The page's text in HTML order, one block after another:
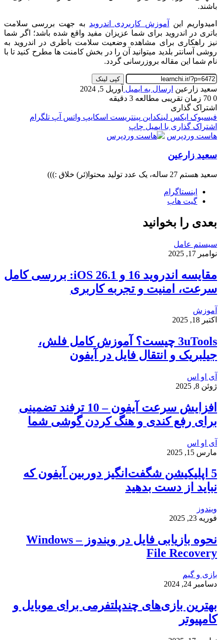
باشند.
امیدواریم این آموزش کاربردی اندروید به جهت بررسی سلامت
باتری در اندروید برای شما عزیزان مفید واقع شده باشد؛ اگر شما
نیز راهکاری برای مشاهده وضعیت سلامت باطری در اندروید به
روشی آسانتر بلدید میتوانید آن را در بخش کامنت ها مطرح کنید تا با
نام شما این مقاله بروزرسانی گردد.
کپی لینک
سعید زارعین ارسال به ایمیل آوریل 5, 2024
0
زمان تقریبی مطالعه 3 دقیقه
اشتراک گذاری
فیسبوک ایکس لینکداین پینتریست اسکایپ واتس آپ تلگرام
اشتراک گذاری با ایمیل چاپ
هاست وردپرس
سعید زارعین
سعید هستم 27 ساله، یک عدد تولید محتوا(ئر) خلاق :)))
اینستاگرام
گیت ‌هاب
بعدی را بخوانید
سیستم عامل
نوامبر 17, 2025
مقایسه اندروید 16 و iOS 26.1: بررسی کامل
سرعت، امنیت و تجربه کاربری
آموزش
اکتبر 18, 2025
3uTools چیست؟ آموزش کامل فلش،
جیلبریک و انتقال فایل در آیفون
آی او اس
ژوئن 8, 2025
افزایش سرعت آیفون – 10 ترفند تضمینی
برای رفع کندی و هنگ کردن گوشی شما
آی او اس
مارس 15, 2025
5 اپلیکیشن شگفت‌انگیز دوربین آیفون که
نباید از دست بدهید
ویندوز
فوریه 23, 2025
نحوه بازیابی فایل در ویندوز – Windows
File Recovery
بازی و گیم
دسامبر 24, 2024
بهترین بازی‌های چندپلتفرمی برای موبایل و
کامپیوتر